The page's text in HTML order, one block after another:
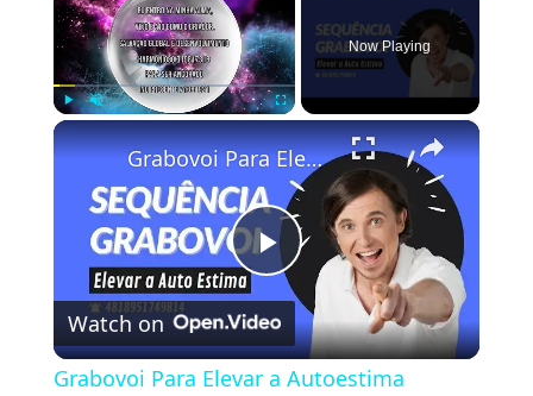
Now Playing
×
P
l
Grabovoi Para Elevar a Autoestima Sequência 4818951749814
Watch on
Grabovoi Para Elevar a Autoestima